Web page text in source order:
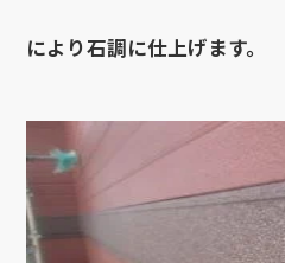
により石調に仕上げます。